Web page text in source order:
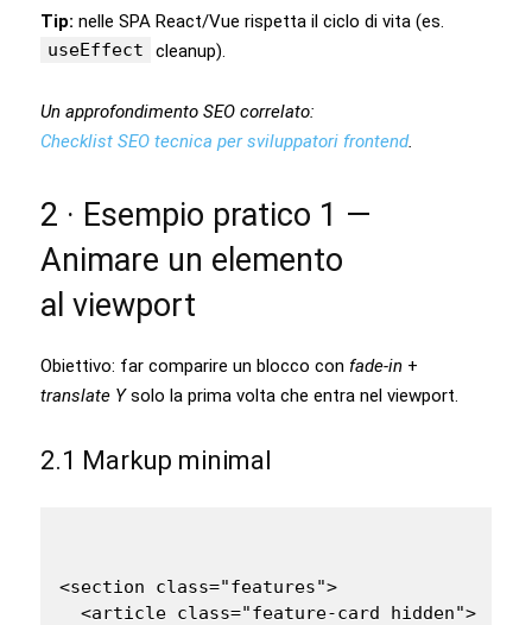
Tip: nelle SPA React/Vue rispetta il ciclo di vita (es.
useEffect
cleanup).
Un approfondimento SEO correlato:
Checklist SEO tecnica per sviluppatori frontend.
2 · Esempio pratico 1 —
Animare un elemento
al viewport
Obiettivo: far comparire un blocco con fade‑in +
translate Ysolo la prima volta che entra nel viewport.
2.1 Markup minimal
<section class="features">
  <article class="feature-card hidden">